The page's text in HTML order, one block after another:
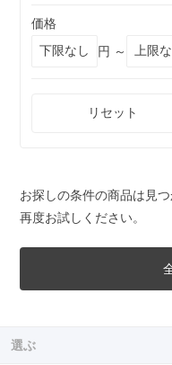
価格
円 ～
リセット
お探しの条件の商品は見
再度お試しください。
選ぶ